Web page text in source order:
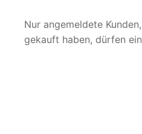
Nur angemeldete
gekauft haben, dürfen